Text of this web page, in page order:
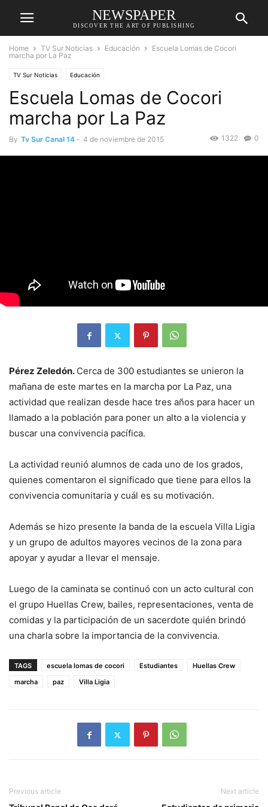
NEWSPAPER
DISCOVER THE ART OF PUBLISHING
Home TV Sur Noticias Educación
Escuela Lomas de Cocori
marcha por La Paz
TV Sur Noticias Educación
Escuela Lomas de Cocori
marcha por La Paz
By Tv Sur Canal 14 - 4 de noviembre de 2015 0
1322
Pérez Zeledón. Cerca de 300 estudiantes se unieron la
mañana de este martes en la marcha por La Paz, una
actividad que realizan desde hace tres años para hacer un
llamado a la población para poner un alto a la violencia y
buscar una convivencia pacífica.
La actividad reunió alumnos de cada uno de los grados,
quienes comentaron el significado que tiene para ellos la
convivencia comunitaria y cuál es su motivación.
Además se hizo presente la banda de la escuela Villa Ligia
y un grupo de adultos mayores vecinos de la zona para
apoyar y ayudar a llevar el mensaje.
Luego de la caminata se continuó con un acto cultural con
el grupo Huellas Crew, bailes, representaciones, venta de
comidas y la participación de un sacerdote quién brindó
una charla sobre la importancia de la convivencia.
TAGS escuela lomas de cocori Estudiantes
Huellas Crew
marcha
paz Villa Ligia
Previous article Next article